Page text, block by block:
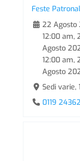
Feste
22 Agosto
12:00 am,
Agosto
12:00 am,
Agosto
Sedi varie,
0119